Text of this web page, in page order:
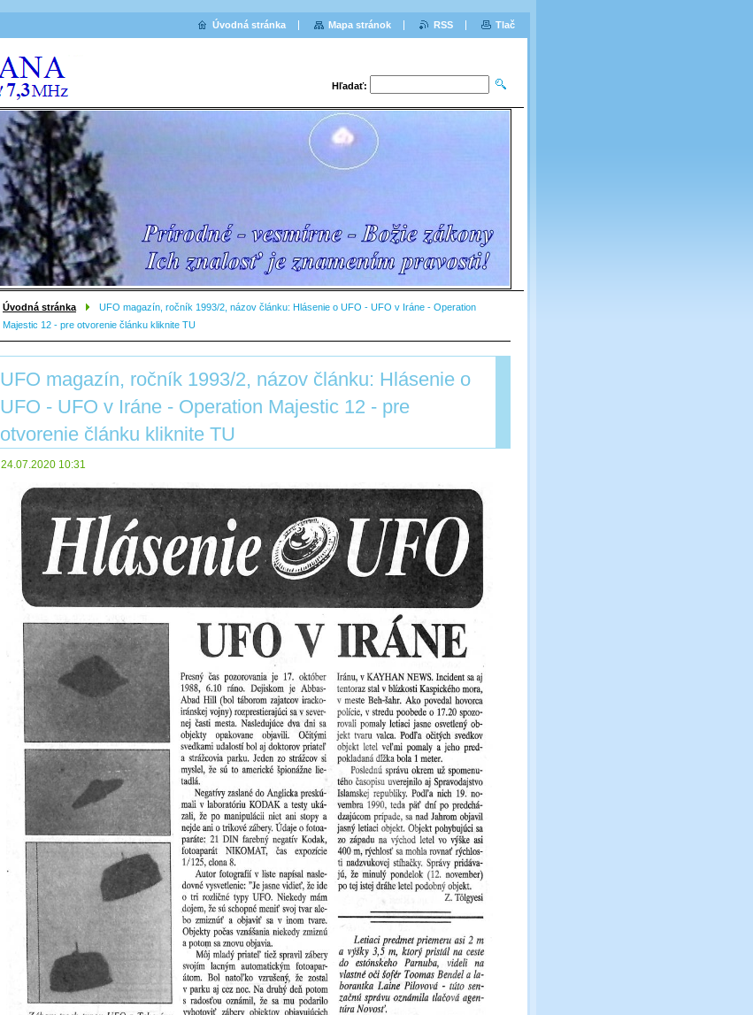
Hľadať:
Úvodná stránka
UFO magazín, ročník 1993/2, názov článku: Hlásenie o UFO - UFO v Iráne - Operation
Majestic 12 - pre otvorenie článku kliknite TU
UFO magazín, ročník 1993/2, názov článku: Hlásenie o
UFO - UFO v Iráne - Operation Majestic 12 - pre
otvorenie článku kliknite TU
24.07.2020 10:31
Úvodná stránka Mapa stránok RSS Tlač